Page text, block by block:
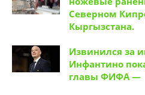
Северном
Кыргызстана.
Извинился за
Инфантино
главы ФИФА —